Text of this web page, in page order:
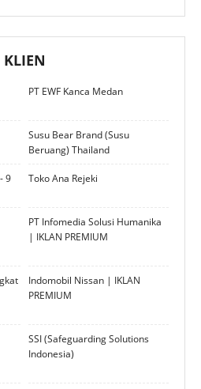
KLIEN
PT EWF Kanca Medan
Susu Bear Brand (Susu
Beruang) Thailand
9
Toko Ana Rejeki
PT Infomedia Solusi Humanika
| IKLAN PREMIUM
Indomobil Nissan | IKLAN
PREMIUM
SSI (Safeguarding Solutions
Indonesia)